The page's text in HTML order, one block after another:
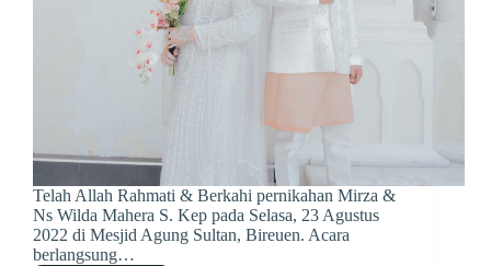
Telah Allah Rahmati & Berkahi pernikahan Mirza &
Ns Wilda Mahera S. Kep pada Selasa, 23 Agustus
2022 di Mesjid Agung Sultan, Bireuen. Acara
berlangsung…